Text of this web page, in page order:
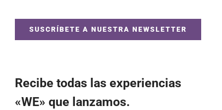
SUSCRÍBETE A NUESTRA NEWSLETTER
Recibe todas las experiencias
«WE» que lanzamos.